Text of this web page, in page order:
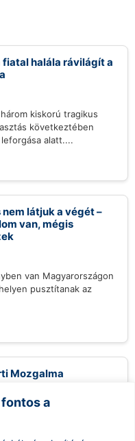
a
halála rávilágít a
kiskorú tragikus
következtében
alatt....
nem látjuk a végét –
van, mégis
van Magyarországon
pusztítanak az
Mozgalma
bár valószínűleg nem
esedékes